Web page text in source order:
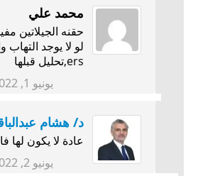
محمد علي
حقنه الجيلاتين
لو لا يوجد التهاب
ers,تحليل قبلها
يونيو 1, 2022 at 5:54 م
د/ هشام
عادة لا يكون لها
يونيو 2, 2022 at 3:24 م